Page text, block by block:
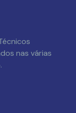
nas várias